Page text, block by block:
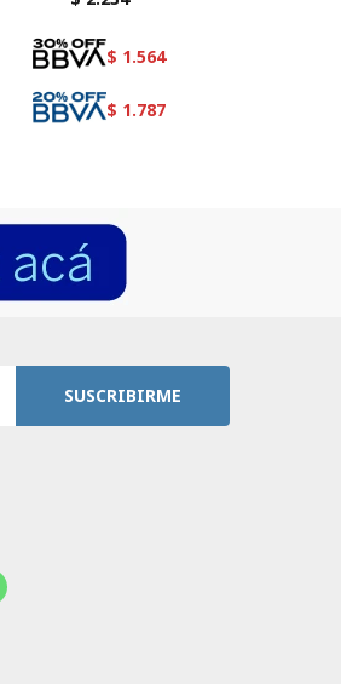
$ 1.564
$ 1.787
SUSCRIBIRME